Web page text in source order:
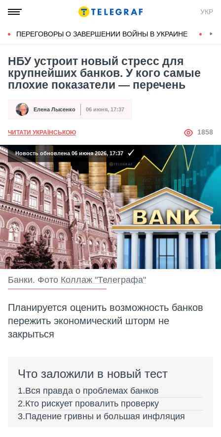
УКР
ПЕРЕГОВОРЫ О ЗАВЕРШЕНИИ ВОЙНЫ В УКРАИНЕ
НБУ устроит новый стресс для
крупнейших банков. У кого самые
плохие показатели — перечень
Автор Елена Лысенко
Дата публикации 06 июня, 17:37
ЧИТАТИ УКРАЇНСЬКОЮ АВТОР
1858
Новость обновлена 06 июня 2026, 17:37
Банки. Фото Коллаж "Телеграфа"
Планируется оценить возможность банков
пережить экономический шторм не
закрыться
Что заложили в новый тест
Вся правда о проблемах банков
Кто рискует провалить проверку
Падение гривны и большая инфляция